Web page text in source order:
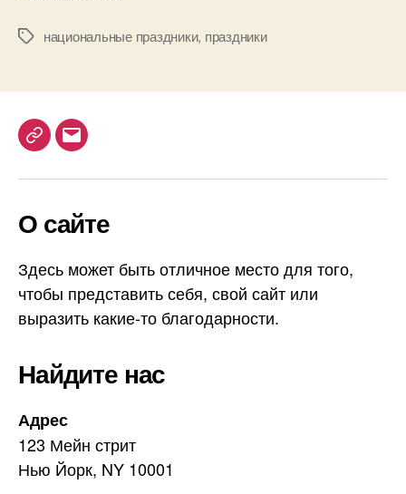
и
у
я
М
к
национальные праздники, праздники
T
e
r
a
m
E
i
О сайте
Здесь может быть отличное место для того,
чтобы представить себя, свой сайт или
выразить какие-то благодарности.
Найдите нас
Адрес
123 Мейн стрит
Нью Йорк, NY 10001